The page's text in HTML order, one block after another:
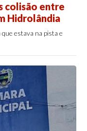
colisão entre
Hidrolândia
estava na pista e